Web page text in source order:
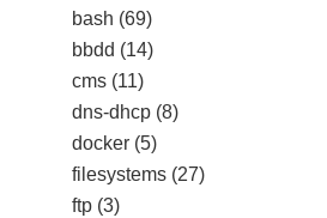
bash (69)
bbdd (14)
cms (11)
dns-dhcp (8)
docker (5)
filesystems (27)
ftp (3)